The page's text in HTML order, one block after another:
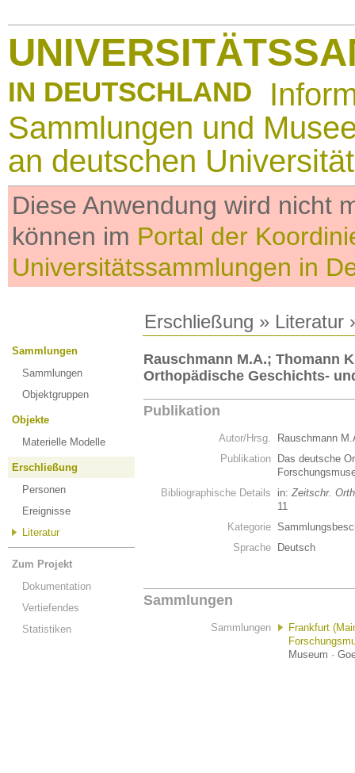
IN DEUTSCHLAND
Sammlungen und
an deutschen
Diese Anwendung wird nicht
können im Portal der
Universitätssammlungen in
Erschließung » Literatur
Sammlungen
Sammlungen
Objektgruppen
Objekte
Materielle Modelle
Erschließung
Personen
Ereignisse
Literatur
Zum Projekt
Dokumentation
Vertiefendes
Statistiken
Rauschmann M.A.; Thomann
Orthopädische Geschichts-
Publikation
Autor/Hrsg.
Rauschmann
Publikation
Das deutsche
Bibliographische Details
in:Zeitschr.
11
Kategorie
Sprache
Deutsch
Sammlungen
Sammlungen
Frankfurt
Museum ·